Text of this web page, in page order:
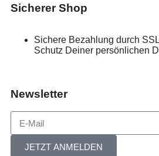
Sicherer Shop
Sichere Bezahlung durch
Schutz Deiner persönlichen
Newsletter
JETZT ANMELDEN